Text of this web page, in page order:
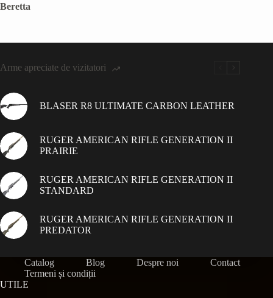
Beretta
Arme apreciate de vizitatori
BLASER R8 ULTIMATE CARBON LEATHER
RUGER AMERICAN RIFLE GENERATION II
PRAIRIE
RUGER AMERICAN RIFLE GENERATION II
STANDARD
RUGER AMERICAN RIFLE GENERATION II
PREDATOR
Catalog Blog Despre noi
Contact
Termeni și condiții
UTILE